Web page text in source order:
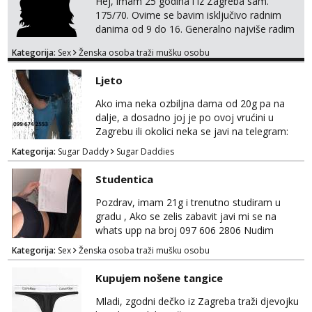
175/70. Ovime se bavim isključivo radnim
danima od 9 do 16. Generalno najviše radim
druženja u diskreciji, vjerovatno ćemo si
također, nisam zainteresirana za one and
done susrete. Ako se nalaziš u ovome, javi
mi se na WhatsApp sa nečime o sebi i tome
što voliš seksualno za daljnji d...
Kategorija: Sex Ženska osoba traži mušku osobu
Ljeto
Ako ima neka ozbiljna dama od 20g pa na
dalje, a dosadno joj je po ovoj vrućini u
Zagrebu ili okolici neka se javi na telegram:
Bozt_8 ili na viber 099 674 2553.
Kategorija: Sugar Daddy Sugar Daddies
Studentica
Pozdrav, imam 21g i trenutno studiram u
gradu , Ako se zelis zabavit javi mi se na
whats upp na broj 097 606 2806 Nudim
razme vrste zabave uzivo i online
Kategorija: Sex Ženska osoba traži mušku osobu
Kupujem nošene tangice
Mladi, zgodni dečko iz Zagreba traži djevojku